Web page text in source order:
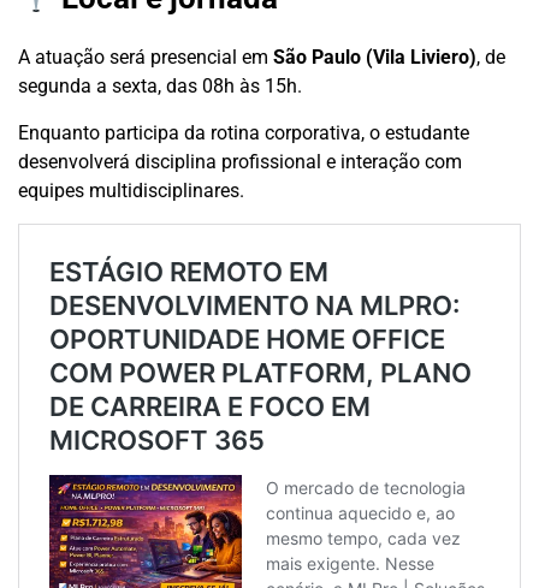
A atuação será presencial em São Paulo (Vila Liviero), de
segunda a sexta, das 08h às 15h.
Enquanto participa da rotina corporativa, o estudante
desenvolverá disciplina profissional e interação com
equipes multidisciplinares.